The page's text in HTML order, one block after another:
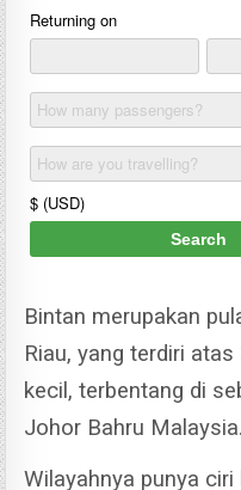
Bintan merupakan
Riau, yang terdiri
kecil, terbentang di
Johor Bahru Malaysia.
Wilayahnya punya